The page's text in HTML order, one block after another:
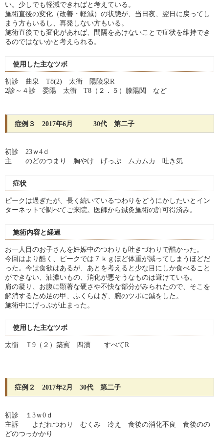
い。少しでも軽減できればと考えている。
施術直後の変化（改善・軽減）の状態が、当日夜、翌日に戻ってし
まう方もいるし、再発しない方もいる。
施術直後でも変化があれば、間隔をあけないことで症状を維持でき
るのではないかと考えられる。
使用した主なツボ
初診 曲泉 T8(2) 太衝 陽陵泉R
2診～４診 委陽 太衝 T8（２．５）膝陽関 など
症例３ 2017年6月 30代 第二子
初診 23ｗ4ｄ
主 のどのつまり 胸やけ げっぷ ムカムカ 吐き気
症状
ピークは過ぎたが、長く続いているつわりをどうにかしたいとイン
ターネットで調べてご来院。医師から鍼灸施術の許可得済み。
施術内容と経過
お一人目のお子さんを妊娠中のつわりも吐きづわりで酷かった。
今回はより酷く、ピークでは７ｋｇほど体重が減ってしまうほどだ
った。今は食欲はあるが、あとを考えると少な目にしか食べること
ができない、油濃いもの、消化が悪そうなものは避けている。
肩の凝り、お腹に顕著な硬さや不快な部分がみられたので、そこを
解消するため足の甲、ふくらはぎ、腕のツボに鍼をした。
施術中にげっぷが止まった。
使用した主なツボ
太衝 Ｔ9（２）築賓 四瀆 すべてR
症例２ 2017年2月 30代 第二子
初診 １3ｗ0ｄ
主訴 よだれつわり むくみ 冷え 食後の消化不良 食後のの
どのつっかかり